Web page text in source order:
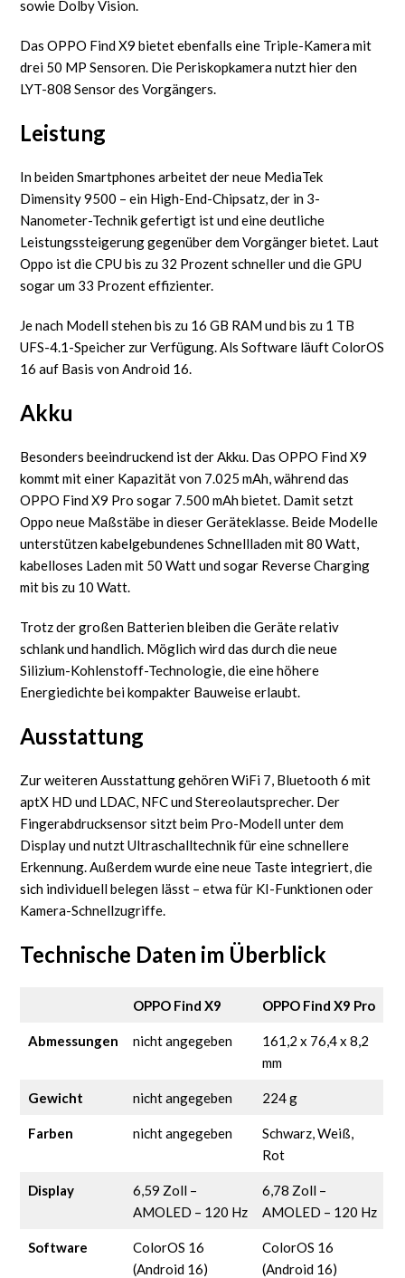
sowie Dolby Vision.
Das OPPO Find X9 bietet ebenfalls eine Triple-Kamera mit
drei 50 MP Sensoren. Die Periskopkamera nutzt hier den
LYT-808 Sensor des Vorgängers.
Leistung
In beiden Smartphones arbeitet der neue MediaTek
Dimensity 9500 – ein High-End-Chipsatz, der in 3-
Nanometer-Technik gefertigt ist und eine deutliche
Leistungssteigerung gegenüber dem Vorgänger bietet. Laut
Oppo ist die CPU bis zu 32 Prozent schneller und die GPU
sogar um 33 Prozent effizienter.
Je nach Modell stehen bis zu 16 GB RAM und bis zu 1 TB
UFS-4.1-Speicher zur Verfügung. Als Software läuft ColorOS
16 auf Basis von Android 16.
Akku
Besonders beeindruckend ist der Akku. Das OPPO Find X9
kommt mit einer Kapazität von 7.025 mAh, während das
OPPO Find X9 Pro sogar 7.500 mAh bietet. Damit setzt
Oppo neue Maßstäbe in dieser Geräteklasse. Beide Modelle
unterstützen kabelgebundenes Schnellladen mit 80 Watt,
kabelloses Laden mit 50 Watt und sogar Reverse Charging
mit bis zu 10 Watt.
Trotz der großen Batterien bleiben die Geräte relativ
schlank und handlich. Möglich wird das durch die neue
Silizium-Kohlenstoff-Technologie, die eine höhere
Energiedichte bei kompakter Bauweise erlaubt.
Ausstattung
Zur weiteren Ausstattung gehören WiFi 7, Bluetooth 6 mit
aptX HD und LDAC, NFC und Stereolautsprecher. Der
Fingerabdrucksensor sitzt beim Pro-Modell unter dem
Display und nutzt Ultraschalltechnik für eine schnellere
Erkennung. Außerdem wurde eine neue Taste integriert, die
sich individuell belegen lässt – etwa für KI-Funktionen oder
Kamera-Schnellzugriffe.
Technische Daten im Überblick
OPPO Find X9 OPPO Find X9 Pro
Abmessungen nicht angegeben
161,2 x 76,4 x 8,2
mm
Gewicht nicht angegeben 224 g
Farben nicht angegeben
Schwarz, Weiß,
Rot
Display
6,59 Zoll –
AMOLED – 120 Hz
6,78 Zoll –
AMOLED – 120 Hz
Software
ColorOS 16
(Android 16)
ColorOS 16
(Android 16)